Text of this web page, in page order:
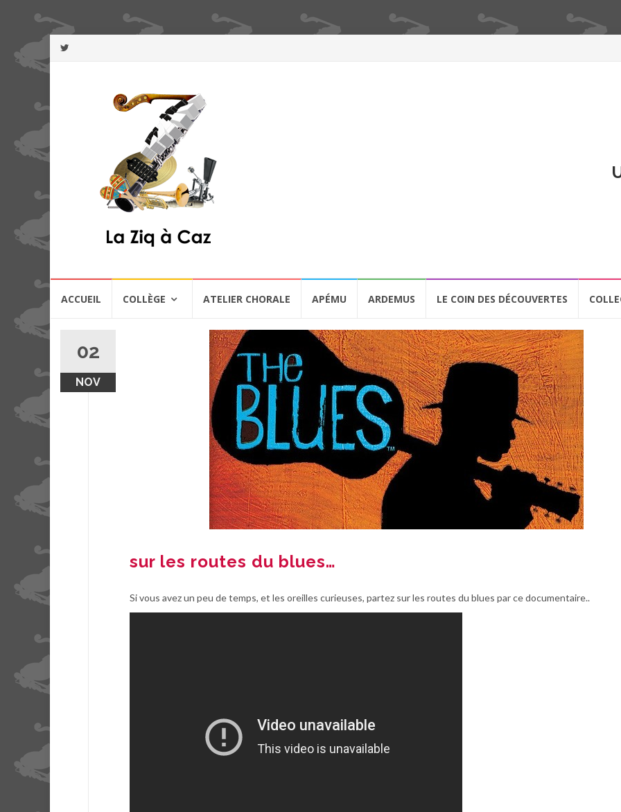
ACCUEIL COLLÈGE ATELIER CHORALE APÉMU ARDEMUS LE COIN DES DÉCOUVERTES
02
NOV
sur les routes du blues…
Si vous avez un peu de temps, et les oreilles curieuses, partez sur les routes du blues par ce documentaire..